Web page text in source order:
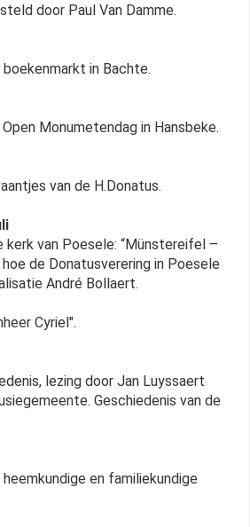
door Paul Van Damme.
in Bachte.
Monumetendag in Hansbeke.
van de H.Donatus.
van Poesele: “Münstereifel –
de Donatusverering in Poesele
André Bollaert.
Cyriel".
lezing door Jan Luyssaert
Geschiedenis van de
en familiekundige